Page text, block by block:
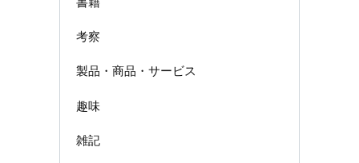
考察
製品・商品・サービス
趣味
雑記